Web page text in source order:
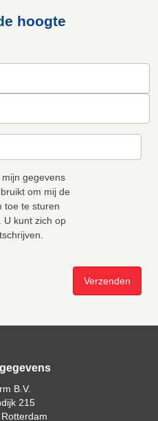
hoogte
gegevens
om mij de
toe te sturen
U kunt zich op
B.V.
215